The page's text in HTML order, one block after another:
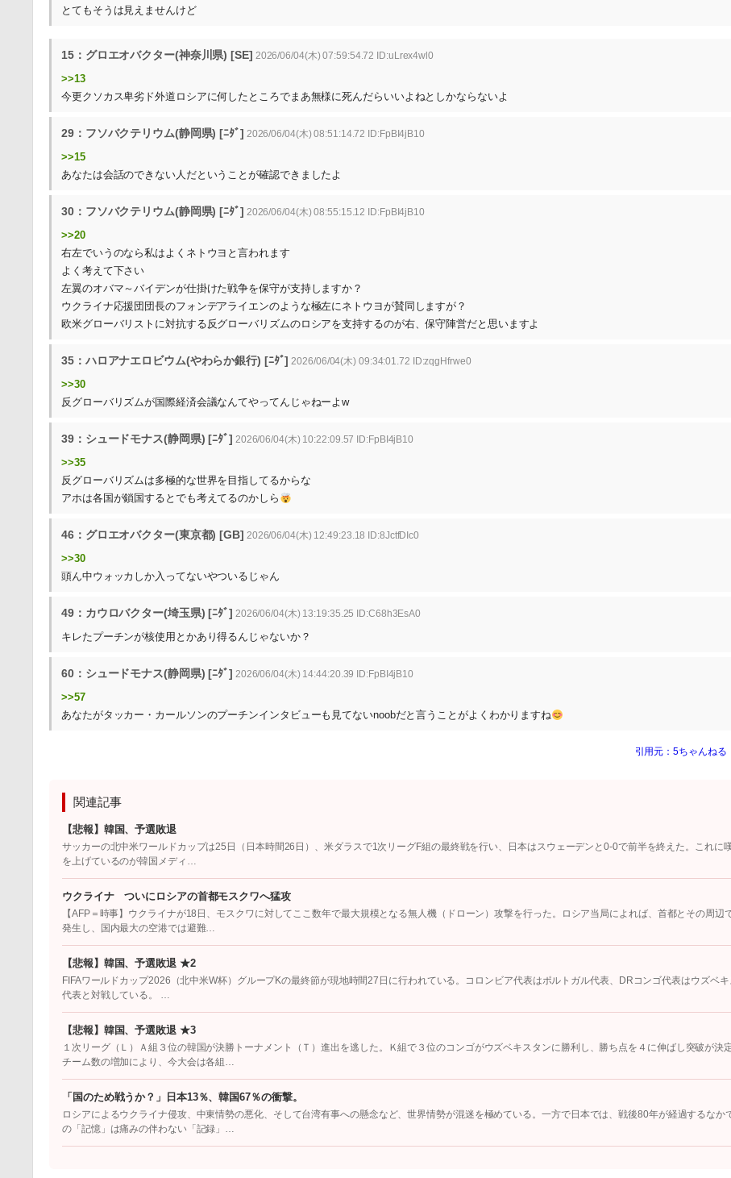
とてもそうは見えませんけど
15：グロエオバクター(神奈川県) [SE] 2026/06/04(木) 07:59:54.72 ID:uLrex4wl0
>>13
今更クソカス卑劣ド外道ロシアに何したところでまあ無様に死んだらいいよねとしかならないよ
29：フソバクテリウム(静岡県) [ﾆﾀﾞ] 2026/06/04(木) 08:51:14.72 ID:FpBI4jB10
>>15
あなたは会話のできない人だということが確認できましたよ
30：フソバクテリウム(静岡県) [ﾆﾀﾞ] 2026/06/04(木) 08:55:15.12 ID:FpBI4jB10
>>20
右左でいうのなら私はよくネトウヨと言われます
よく考えて下さい
左翼のオバマ～バイデンが仕掛けた戦争を保守が支持しますか？
ウクライナ応援団団長のフォンデアライエンのような極左にネトウヨが賛同しますが？
欧米グローバリストに対抗する反グローバリズムのロシアを支持するのが右、保守陣営だと思いますよ
35：ハロアナエロビウム(やわらか銀行) [ﾆﾀﾞ] 2026/06/04(木) 09:34:01.72 ID:zqgHfrwe0
>>30
反グローバリズムが国際経済会議なんてやってんじゃねーよw
39：シュードモナス(静岡県) [ﾆﾀﾞ] 2026/06/04(木) 10:22:09.57 ID:FpBI4jB10
>>35
反グローバリズムは多極的な世界を目指してるからな
アホは各国が鎖国するとでも考えてるのかしら
46：グロエオバクター(東京都) [GB] 2026/06/04(木) 12:49:23.18 ID:8JctfDIc0
>>30
頭ん中ウォッカしか入ってないやついるじゃん
49：カウロバクター(埼玉県) [ﾆﾀﾞ] 2026/06/04(木) 13:19:35.25 ID:C68h3EsA0
キレたプーチンが核使用とかあり得るんじゃないか？
60：シュードモナス(静岡県) [ﾆﾀﾞ] 2026/06/04(木) 14:44:20.39 ID:FpBI4jB10
>>57
あなたがタッカー・カールソンのプーチンインタビューも見てないnoobだと言うことがよくわかりますね
引用元：5ちゃんねる
関連記事
【悲報】韓国、予選敗退
サッカーの北中米ワールドカップは25日（日本時間26日）、米ダラスで1次リーグF組の最終戦を行い、日本はスウェーデンと0-0で前半を終えた。これに
を上げているのが韓国メディ…
ウクライナ ついにロシアの首都モスクワへ猛攻
【AFP＝時事】ウクライナが18日、モスクワに対してここ数年で最大規模となる無人機（ドローン）攻撃を行った。ロシア当局によれば、首都とその周辺
発生し、国内最大の空港では避難…
【悲報】韓国、予選敗退 ★2
FIFAワールドカップ2026（北中米W杯）グループKの最終節が現地時間27日に行われている。コロンビア代表はポルトガル代表、DRコンゴ代表はウズベキ
代表と対戦している。 …
【悲報】韓国、予選敗退 ★3
１次リーグ（Ｌ）Ａ組３位の韓国が決勝トーナメント（Ｔ）進出を逃した。Ｋ組で３位のコンゴがウズベキスタンに勝利し、勝ち点を４に伸ばし突破が決
チーム数の増加により、今大会は各組…
「国のため戦うか？」日本13％、韓国67％の衝撃。
ロシアによるウクライナ侵攻、中東情勢の悪化、そして台湾有事への懸念など、世界情勢が混迷を極めている。一方で日本では、戦後80年が経過するなか
の「記憶」は痛みの伴わない「記録」…